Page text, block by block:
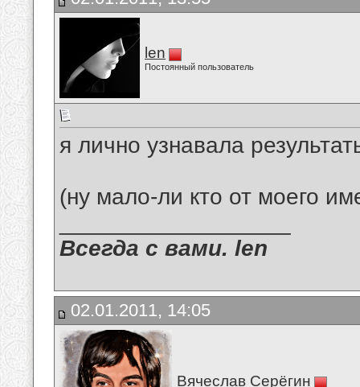
len
Постоянный пользователь
я лично узнавала
(ну мало-ли кто от моего
Всегда с вами. len
02.01.2011, 14:05
Вячеслав Серёгин